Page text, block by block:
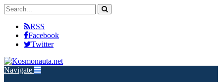
RSS
Facebook
Twitter
Navigate